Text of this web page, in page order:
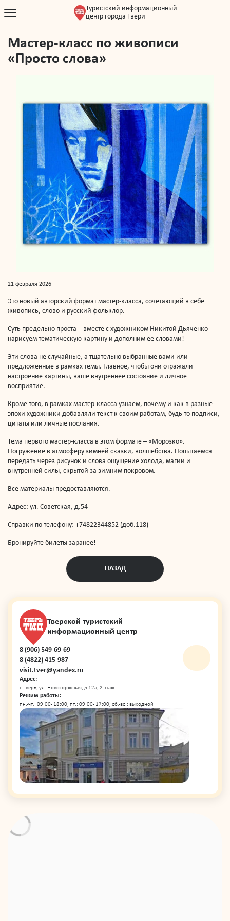
Туристский информационный
центр города Твери
Мастер-класс по живописи
«Просто слова»
21 февраля 2026
Это новый авторский формат мастер-класса, сочетающий в себе
живопись, слово и русский фольклор.
Суть предельно проста – вместе с художником Никитой Дьяченко
нарисуем тематическую картину и дополним ее словами!
Эти слова не случайные, а тщательно выбранные вами или
предложенные в рамках темы. Главное, чтобы они отражали
настроение картины, ваше внутреннее состояние и личное
восприятие.
Кроме того, в рамках мастер-класса узнаем, почему и как в разные
эпохи художники добавляли текст к своим работам, будь то подписи,
цитаты или личные послания.
Тема первого мастер-класса в этом формате – «Морозко».
Погружение в атмосферу зимней сказки, волшебства. Попытаемся
передать через рисунок и слова ощущение холода, магии и
внутренней силы, скрытой за зимним покровом.
Все материалы предоставляются.
Адрес: ул. Советская, д.54
Справки по телефону: +74822344852 (доб.118)
Бронируйте билеты заранее!
НАЗАД
Тверской туристский
информационный центр
8 (906) 549-69-69
8 (4822) 415-987
visit.tver@yandex.ru
Адрес:
г. Тверь, ул. Новоторжская, д 12а, 2 этаж
Режим работы:
пн.-чт.: 09:00 - 18:00, пт.: 09:00 - 17:00, сб.-вс.: выходной